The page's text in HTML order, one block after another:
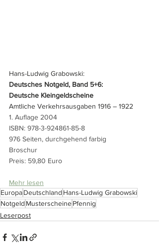
Hans-Ludwig Grabowski:
Deutsches Notgeld, Band 5+6:
Deutsche Kleingeldscheine
Amtliche Verkehrsausgaben 1916 – 1922
1. Auflage 2004
ISBN: 978-3-924861-85-8
976 Seiten, durchgehend farbig
Broschur
Preis: 59,80 Euro
Mehr lesen
EuropaDeutschland Hans-Ludwig Grabowski
Notgeld MusterscheinePfennig
Leserpost